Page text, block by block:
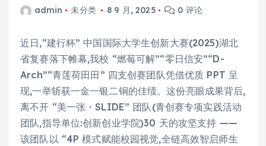
admin 未分类 8 9 月, 2025 0 评论
近日,“建行杯” 中国国际大学生创新大赛(2025)湖北
省复赛落下帷幕,我校 “燃莓可解”“零日信安”“D-
Arch”“青莲荷田田” 四支创赛团队凭借优质 PPT 呈
现,一举斩获一金一银二铜的佳绩。这份亮眼成果背后,
离不开 “美一张・SLIDE” 团队(青创赛专项实践活动
团队,指导单位:创新创业学院)30 天的攻坚支持 ——
该团队以 “4P 模式赋能校园视觉,全链高效智启师生